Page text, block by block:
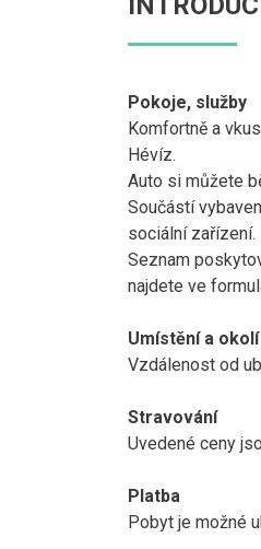
Pokoje, služby
Komfortně a
Hévíz.
Auto si můžete
Součástí
sociální zařízení.
Seznam
najdete ve
Umístění a okolí
Vzdálenost od
Stravování
Uvedené ceny
Platba
Pobyt je možné